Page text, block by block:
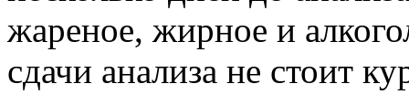
жареное, жирное и
сдачи анализа не стоит